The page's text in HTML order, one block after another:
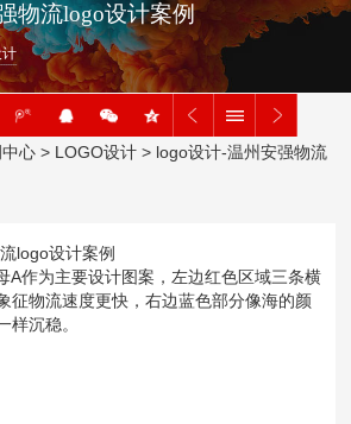
物流logo设计案例
心 > LOGO设计 > logo设计-温州安强物流
logo设计案例
A作为主要设计图案，左边红色区域三条横
征物流速度更快，右边蓝色部分像海的颜
样沉稳。